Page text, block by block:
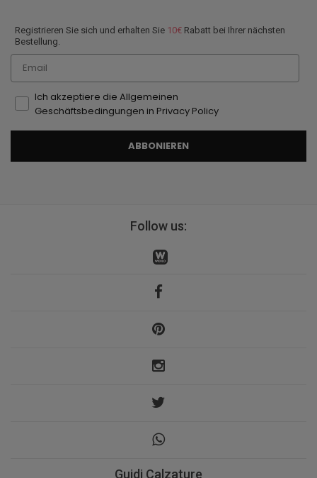
Registrieren Sie sich und erhalten Sie 10€ Rabatt bei Ihrer nächsten
Bestellung.
Email
Ich akzeptiere die Allgemeinen
Geschäftsbedingungen in Privacy Policy
ABBONIEREN
Follow us:
Guidi Calzature